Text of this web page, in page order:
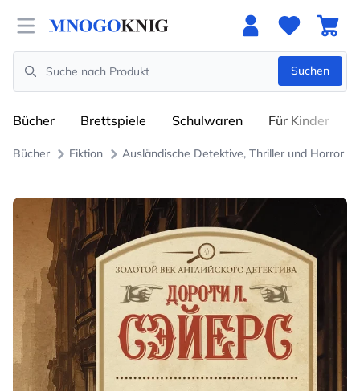
Open menu
Search
Suchen
Bücher Brettspiele Schulwaren Für Kinder
Bücher Fiktion Ausländische Detektive, Thriller und Horror